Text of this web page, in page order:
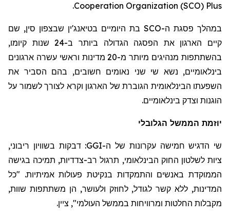
Cooperation Organization (SCO) Plus
.
במהלך פסגת ה-SCO בת היומיים בטיאנג'ין שבצפון סין, שם
קיים הארגון את הפסגה הגדולה ביותר ב-24 שנות קיומו,
בהשתתפות מנהיגים מיותר מ-20 מדינות וראשי עשרה ארגונים
בינלאומיים, נשא שי שני נאומים חשובים, בהם הסביר את
השפעתו הבינלאומית הגוברת של הארגון וקרא לצורך לשמור על
הוגנות וצדק בינלאומיים.
יוזמת הממשל הגלובלי
שי הדגיש חמישה עקרונות של ה-GGI: דבקות בשוויון ריבוני,
ציות לשלטון החוק הבינלאומי, תרגול רב-צדדיות, תמיכה בגישה
הממוקדת באנשים והתמקדות בנקיטת פעולות אמיתיות. "כל
המדינות, ללא קשר לגודל, לחוזק ולעושר, הן משתתפות שוות,
מקבלות החלטות ומרוויחות בממשל העולמי", ציין.